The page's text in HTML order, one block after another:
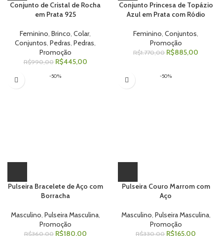
Conjunto de Cristal de Rocha
em Prata 925
Feminino, Brinco, Colar,
Conjuntos, Pedras, Pedras,
Promoção
R$990,00 R$445,00
Conjunto Princesa de Topázio
Azul em Prata com Ródio
Feminino, Conjuntos,
Promoção
R$1.770,00 R$885,00
-50%
Pulseira Bracelete de Aço com
Borracha
Masculino, Pulseira Masculina,
Promoção
R$360,00 R$180,00
-50%
Pulseira Couro Marrom com
Aço
Masculino, Pulseira Masculina,
Promoção
R$330,00 R$165,00